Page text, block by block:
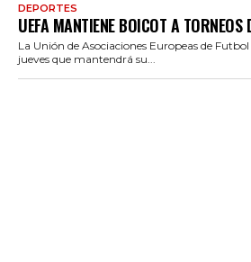
DEPORTES
UEFA MANTIENE BOICOT A TORNEOS
La Unión de Asociaciones Europeas de
jueves que mantendrá su...